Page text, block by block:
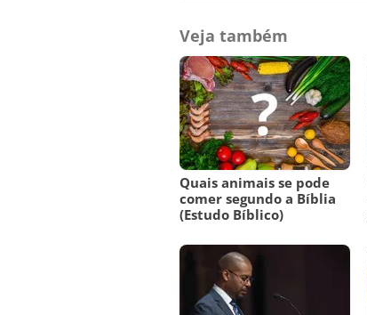
Veja também
Quais animais se pode
comer segundo a Bíblia
(Estudo Bíblico)